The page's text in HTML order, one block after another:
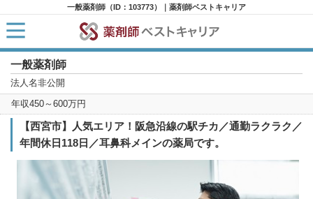
一般薬剤師（ID：103773）｜薬剤師ベストキャリア
一般薬剤師
法人名非公開
年収450～600万円
【西宮市】人気エリア！阪急沿線の駅チカ／通勤ラクラク／
年間休日118日／耳鼻科メインの薬局です。
HOME
求人検索
新着求人
求人ランキング
キャリアアドバイザー紹介
コラム
転職支援サービスに申し込む